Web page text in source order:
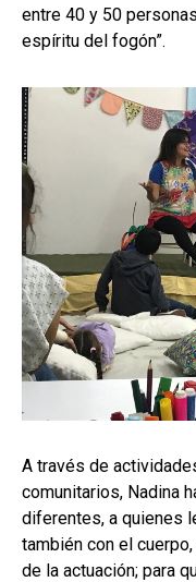
entre 40 y 50
espíritu del fogón”.
A través de
comunitarios, Nadina
diferentes, a quienes
también con el
de la actuación; para